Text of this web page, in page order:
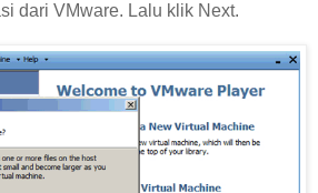
dari VMware. Lalu klik Next.